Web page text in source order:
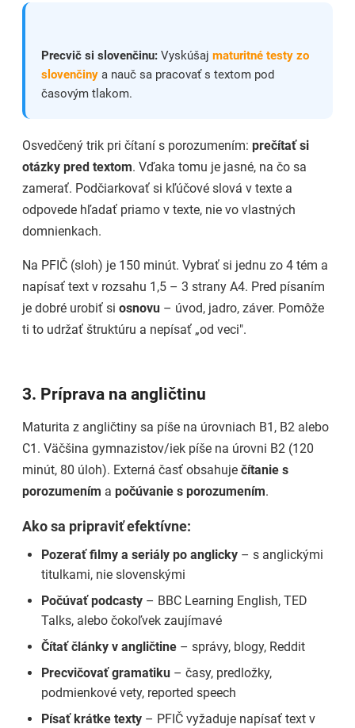
Precvič si slovenčinu: Vyskúšaj maturitné testy zo
slovenčiny a nauč sa pracovať s textom pod
časovým tlakom.
Osvedčený trik pri čítaní s porozumením: prečítať si
otázky pred textom. Vďaka tomu je jasné, na čo sa
zamerať. Podčiarkovať si kľúčové slová v texte a
odpovede hľadať priamo v texte, nie vo vlastných
domnienkach.
Na PFIČ (sloh) je 150 minút. Vybrať si jednu zo 4 tém a
napísať text v rozsahu 1,5 – 3 strany A4. Pred písaním
je dobré urobiť si osnovu – úvod, jadro, záver. Pomôže
ti to udržať štruktúru a nepísať „od veci".
3. Príprava na angličtinu
Maturita z angličtiny sa píše na úrovniach B1, B2 alebo
C1. Väčšina gymnazistov/iek píše na úrovni B2 (120
minút, 80 úloh). Externá časť obsahuje čítanie s
porozumením a počúvanie s porozumením.
Ako sa pripraviť efektívne:
Pozerať filmy a seriály po anglicky – s anglickými
titulkami, nie slovenskými
Počúvať podcasty – BBC Learning English, TED
Talks, alebo čokoľvek zaujímavé
Čítať články v angličtine – správy, blogy, Reddit
Precvičovať gramatiku – časy, predložky,
podmienkové vety, reported speech
Písať krátke texty – PFIČ vyžaduje napísať text v